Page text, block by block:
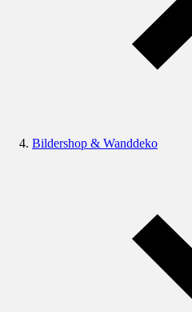
Bildershop & Wanddeko